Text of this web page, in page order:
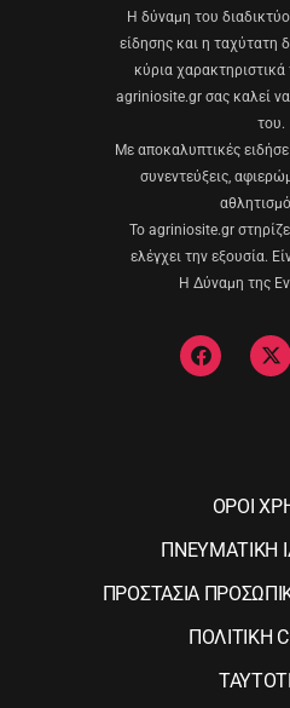
Η δύναμη του
είδησης και η ταχύτατη
κύρια
agriniosite.gr σας καλεί
του.
Με αποκαλυπτικές
συνεντεύξεις,
Το agriniosite.gr
ελέγχει την εξουσία.
Η Δύναμη της
ΟΡΟΙ
ΠΝΕΥΜΑΤΙΚΗ
ΠΡΟΣΤΑΣΙΑ
ΠΟΛΙΤΙΚΗ